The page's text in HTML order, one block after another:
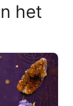
het